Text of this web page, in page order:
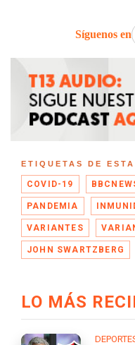
Síguenos en
ETIQUETAS DE
COVID-19
PANDEMIA
VARIANTES
JOHN SWARTZBERG
LO MÁS